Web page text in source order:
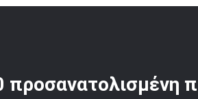
προσανατολισμένη